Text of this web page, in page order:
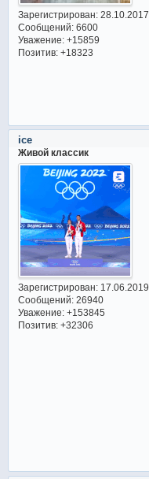
Зарегистрирован: 28.10.2017
Сообщений:6600
Уважение: +15859
Позитив: +18323
ice
Живой классик
Зарегистрирован: 17.06.2019
Сообщений:26940
Уважение: +153845
Позитив: +32306